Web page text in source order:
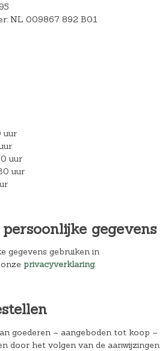
NL 009867 892 B01
uur
uur
uur
gegevens
gegevens gebruiken in
privacyverklaring.
goederen – aangeboden tot koop –
door het volgen van de aanwijzingen